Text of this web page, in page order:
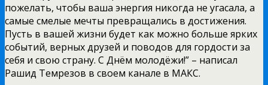
пожелать, чтобы ваша энергия никогда не угасала, а
самые смелые мечты превращались в достижения.
Пусть в вашей жизни будет как можно больше ярких
событий, верных друзей и поводов для гордости за
себя и свою страну. С Днём молодёжи!” – написал
Рашид Темрезов в своем канале в МАКС.